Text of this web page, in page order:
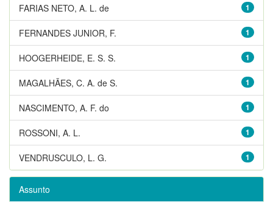
1
FARIAS NETO, A. L. de
1
FERNANDES JUNIOR, F.
1
HOOGERHEIDE, E. S. S.
1
MAGALHÃES, C. A. de S.
1
NASCIMENTO, A. F. do
1
ROSSONI, A. L.
1
VENDRUSCULO, L. G.
Assunto